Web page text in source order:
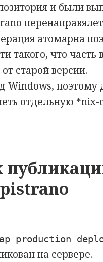
и были
атомарна
такого, что часть
старой версии.
Windows, поэтому
отдельную *nix-
production
на сервере.